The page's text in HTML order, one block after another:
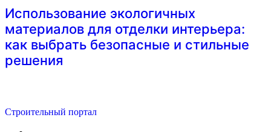
Использование экологичных
материалов для отделки интерьера:
как выбрать безопасные и стильные
решения
Строительный портал